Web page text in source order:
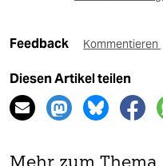
Feedback Kommentieren
Diesen Artikel teilen